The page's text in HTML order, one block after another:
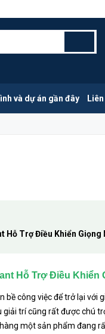
và dự án gần đây
Hỗ Trợ Điều Khiển Giọng
Hỗ Trợ Điều Khiển
công việc để trở lại với
trí cũng rất được chú
một sản phẩm đang